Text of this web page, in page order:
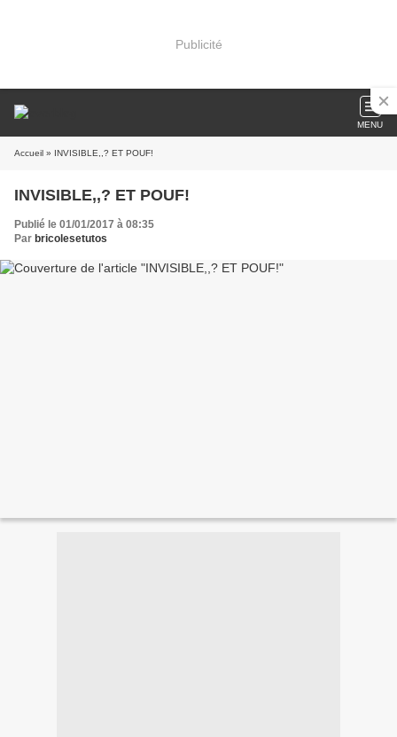
Publicité
MENU
Accueil » INVISIBLE,,? ET POUF!
INVISIBLE,,? ET POUF!
Publié le 01/01/2017 à 08:35
Par bricolesetutos